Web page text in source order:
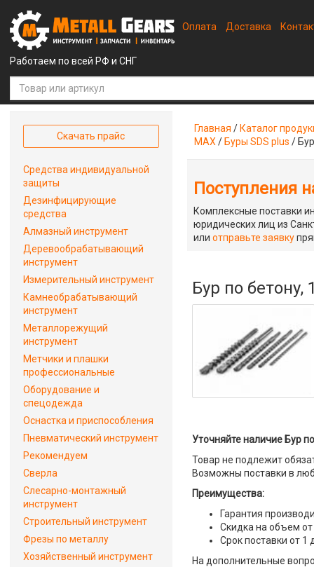
Работаем по всей РФ и СНГ
Оплата Доставка
Главная / Каталог
MAX / Буры SDS plus /
Поступления
Комплексные поставки
юридических лиц из
илиотправьте заявку
Бур по
Уточняйте наличие Бур
Товар не подлежит
Возможны поставки в
Преимущества:
Гарантия
Скидка на объем от
Срок поставки от 1
На дополнительные
Скачать прайс
Средства индивидуальной
защиты
Дезинфицирующие
средства
Алмазный инструмент
Деревообрабатывающий
инструмент
Измерительный инструмент
Камнеобрабатывающий
инструмент
Металлорежущий
инструмент
Метчики и плашки
профессиональные
Оборудование и
спецодежда
Оснастка и приспособления
Пневматический инструмент
Рекомендуем
Сверла
Слесарно-монтажный
инструмент
Строительный инструмент
Фрезы по металлу
Хозяйственный инструмент